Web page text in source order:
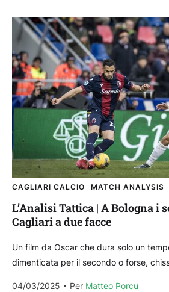
CAGLIARI CALCIO MATCH ANALYSIS
L’Analisi Tattica | A Bologna i soliti errori per un
Cagliari a due facce
Un film da Oscar che dura solo un
dimenticata per il secondo o forse,
04/03/2025
Per Matteo Porcu